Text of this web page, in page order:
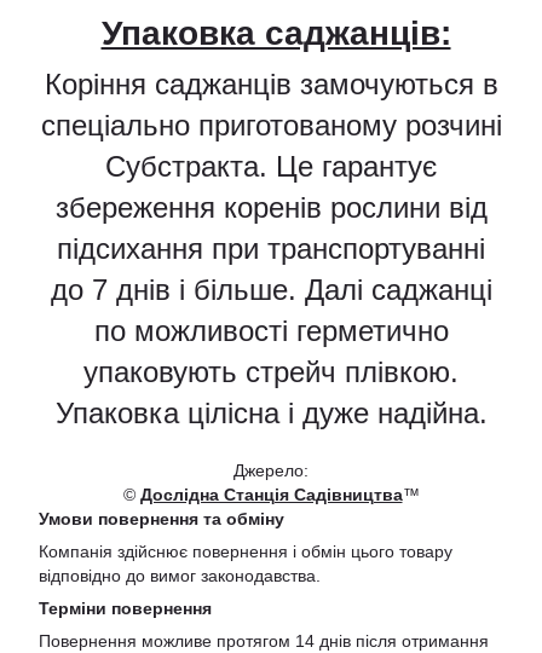
Упаковка саджанців:
Коріння саджанців замочуються в
спеціально приготованому розчині
Субстракта. Це гарантує
збереження коренів рослини від
підсихання при транспортуванні
до 7 днів і більше. Далі саджанці
по можливості герметично
упаковують стрейч плівкою.
Упаковка цілісна і дуже надійна.
Джерело:
© Дослідна Станція Садівництва™
Умови повернення та обміну
Компанія здійснює повернення і обмін цього товару
відповідно до вимог законодавства.
Терміни повернення
Повернення можливе протягом 14 днів після отримання